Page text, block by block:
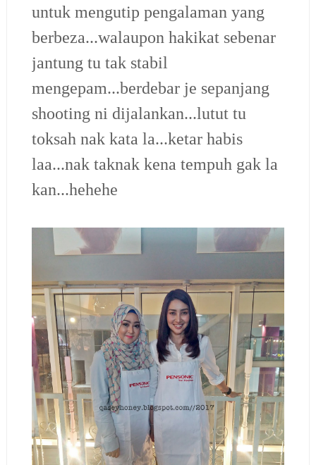
untuk mengutip pengalaman yang
berbeza...walaupon hakikat sebenar
jantung tu tak stabil
mengepam...berdebar je sepanjang
shooting ni dijalankan...lutut tu
toksah nak kata la...ketar habis
laa...nak taknak kena tempuh gak la
kan...hehehe